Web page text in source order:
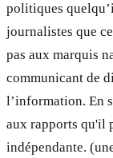
politiques
journalistes que
pas aux marquis
communicant de
l’information. En
aux rapports qu'il
indépendante.